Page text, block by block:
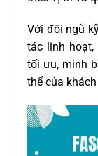
Với đội ngũ
tác linh hoạt,
tối ưu, minh
thể của